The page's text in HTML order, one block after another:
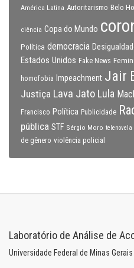
América Latina Autoritarismo Belo
ciência Copa do Mundo
Política democracia
Estados Unidos Fake News
homofobia Impeachment Jair
Justiça Lava Jato Lula
Francisco Política Publicidade
pública STF Sérgio Moro telenovela
de gênero violência policial
Laboratório de Análise de
Universidade Federal de Minas Gerais